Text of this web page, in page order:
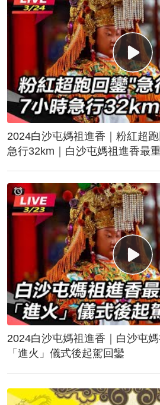
2024白沙屯媽祖進香｜粉紅超
急行32km｜白沙屯媽祖進香最
2024白沙屯媽祖進香｜白沙屯
「進火」儀式後起駕回鑾